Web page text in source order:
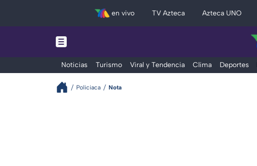
en vivo TV Azteca Azteca UNO
Noticias Turismo Viral y Tendencia Clima Deportes
Policiaca Nota